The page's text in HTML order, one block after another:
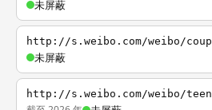
未屏蔽
http://s.weibo.com/weibo/coup
未屏蔽
http://s.weibo.com/weibo/teen